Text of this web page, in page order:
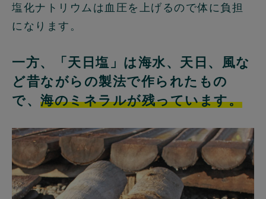
塩化ナトリウムは血圧を上げるので体に負担
になります。
一方、「天日塩」は海水、天日、風な
ど昔ながらの製法で作られたもの
で、 海のミネラルが残っています。